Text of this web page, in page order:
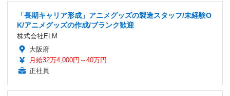
「長期キャリア形成」アニメグッズの製造スタッフ/未経験O
K/アニメグッズの作成/ブランク歓迎
株式会社ELM
大阪府
月給32万4,000円～40万円
正社員